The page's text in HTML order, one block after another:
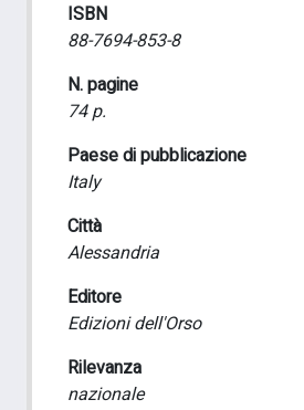
ISBN
88-7694-853-8
N. pagine
74 p.
Paese di pubblicazione
Italy
Città
Alessandria
Editore
Edizioni dell'Orso
Rilevanza
nazionale